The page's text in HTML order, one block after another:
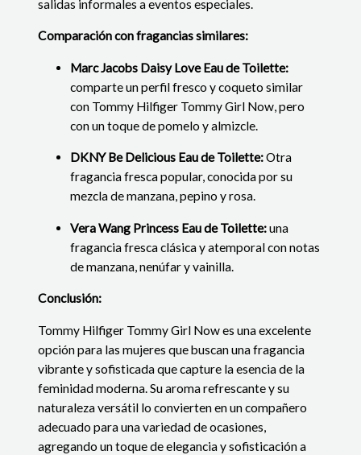
salidas informales a eventos especiales.
Comparación con fragancias similares:
Marc Jacobs Daisy Love Eau de Toilette:
comparte un perfil fresco y coqueto similar
con Tommy Hilfiger Tommy Girl Now, pero
con un toque de pomelo y almizcle.
DKNY Be Delicious Eau de Toilette:Otra
fragancia fresca popular, conocida por su
mezcla de manzana, pepino y rosa.
Vera Wang Princess Eau de Toilette:una
fragancia fresca clásica y atemporal con notas
de manzana, nenúfar y vainilla.
Conclusión:
Tommy Hilfiger Tommy Girl Now es una excelente
opción para las mujeres que buscan una fragancia
vibrante y sofisticada que capture la esencia de la
feminidad moderna. Su aroma refrescante y su
naturaleza versátil lo convierten en un compañero
adecuado para una variedad de ocasiones,
agregando un toque de elegancia y sofisticación a